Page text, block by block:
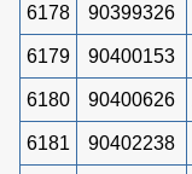
6178 90399326
6179 90400153
6180 90400626
6181 90402238